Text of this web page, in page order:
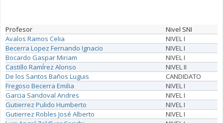
Profesor
Nivel SNI
Avalos Ramos Celia
NIVEL I
Becerra Lopez Fernando Ignacio
NIVEL I
Bocardo Gaspar Miriam
NIVEL I
Castillo RamÍrez Alonso
NIVEL II
De los Santos Baños Luguis
CANDIDATO
Fregoso Becerra Emilia
NIVEL I
Garcia Sandoval Andres
NIVEL I
Gutierrez Pulido Humberto
NIVEL I
Gutierrez Robles José Alberto
NIVEL I